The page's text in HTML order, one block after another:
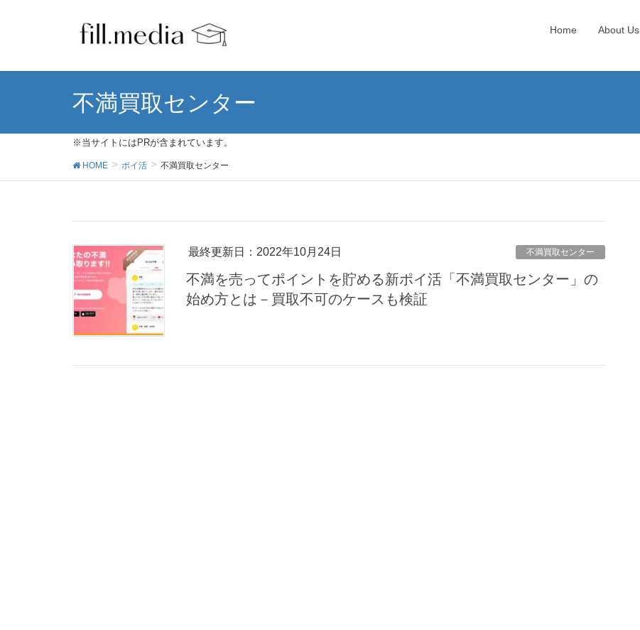
Home About Us
不満買取センター
※当サイトにはPRが含まれています。
HOME ポイ活 不満買取センター
最終更新日：2022年10月24日 不満買取センター
不満を売ってポイントを貯める新ポイ活「不満買取センター」の
始め方とは－買取不可のケースも検証